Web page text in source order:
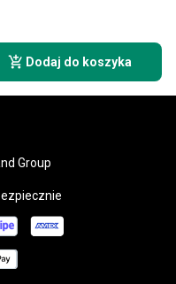
Dodaj do koszyka
Group